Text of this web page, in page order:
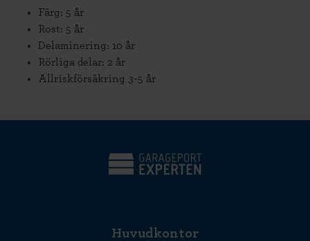
Färg: 5 år
Rost: 5 år
Delaminering: 10 år
Rörliga delar: 2 år
Allriskförsäkring 3-5 år
Huvudkontor